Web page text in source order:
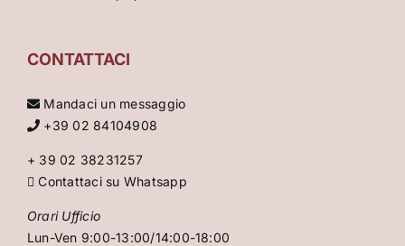
CONTATTACI
Mandaci un messaggio
+39 02 84104908
+ 39 02 38231257
Contattaci su Whatsapp
Orari Ufficio
Lun-Ven 9:00-13:00/14:00-18:00